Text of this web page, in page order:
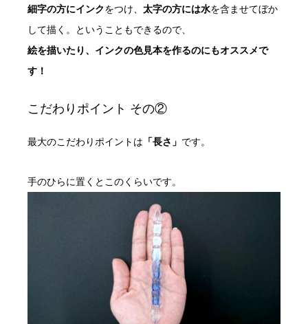
細字の方にインクをつけ、 太字の方には水を含ませてぼか
して描く。ということもできるので、
絵を描いたり、インクの色見本を作るのにもオススメで
す！
こだわりポイント その②
最大のこだわりポイントは 「長さ」 です。
手のひらに置くとこのくらいです。